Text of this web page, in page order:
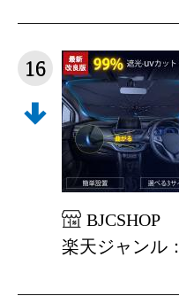
16
BJCSHOP
楽天ジャンル